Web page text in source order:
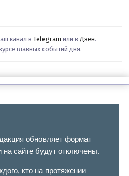
канал в Telegram или в Дзен.
главных событий дня.
обновляет формат
сайте будут отключены.
кто на протяжении